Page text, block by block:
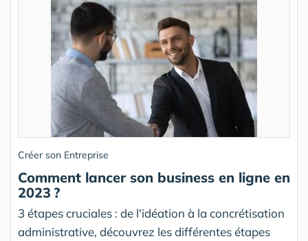
Créer son Entreprise
Comment lancer son business en ligne en
2023 ?
3 étapes cruciales : de l'idéation à la concrétisation
administrative, découvrez les différentes étapes